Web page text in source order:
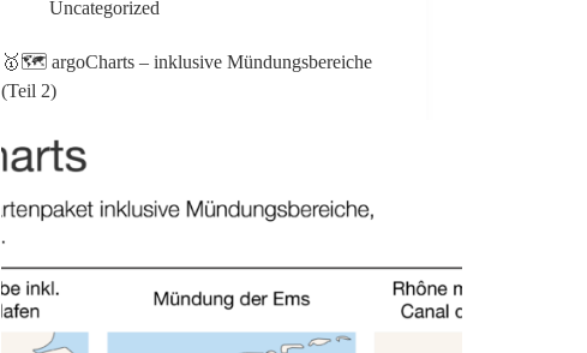
Uncategorized
🥇🗺️ argoCharts – inklusive Mündungsbereiche
(Teil 2)